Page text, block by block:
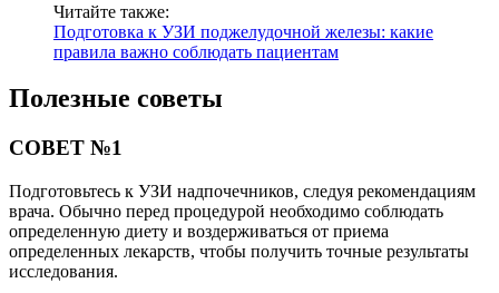
Читайте также:
Подготовка к УЗИ поджелудочной железы: какие
правила важно соблюдать пациентам
Полезные советы
СОВЕТ №1
Подготовьтесь к УЗИ надпочечников, следуя рекомендациям
врача. Обычно перед процедурой необходимо соблюдать
определенную диету и воздерживаться от приема
определенных лекарств, чтобы получить точные результаты
исследования.